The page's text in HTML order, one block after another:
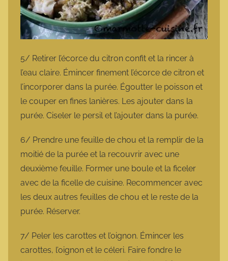
5/ Retirer l’écorce du citron confit et la rincer à
l’eau claire. Émincer finement l’écorce de citron et
l’incorporer dans la purée. Égoutter le poisson et
le couper en fines lanières. Les ajouter dans la
purée. Ciseler le persil et l’ajouter dans la purée.
6/ Prendre une feuille de chou et la remplir de la
moitié de la purée et la recouvrir avec une
deuxième feuille. Former une boule et la ficeler
avec de la ficelle de cuisine. Recommencer avec
les deux autres feuilles de chou et le reste de la
purée. Réserver.
7/ Peler les carottes et l’oignon. Émincer les
carottes, l’oignon et le céleri. Faire fondre le